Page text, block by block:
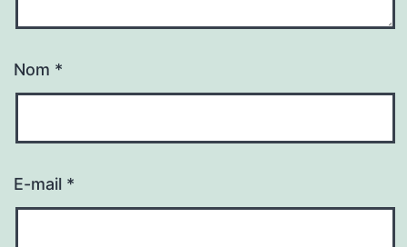
Nom *
E-mail *